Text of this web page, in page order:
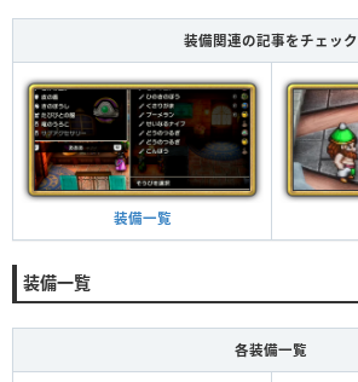
装備関連の記事をチェック
装備一覧
装備一覧
各装備一覧